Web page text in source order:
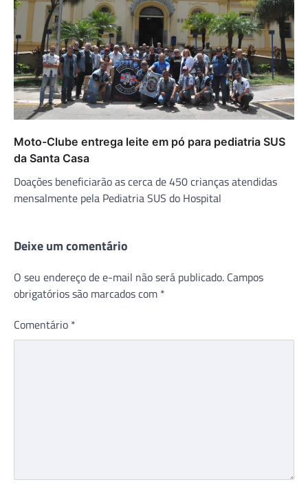
Moto-Clube entrega leite em pó para pediatria SUS
da Santa Casa
Doações beneficiarão as cerca de 450 crianças atendidas
mensalmente pela Pediatria SUS do Hospital
Deixe um comentário
O seu endereço de e-mail não será publicado. Campos
obrigatórios são marcados com *
Comentário *